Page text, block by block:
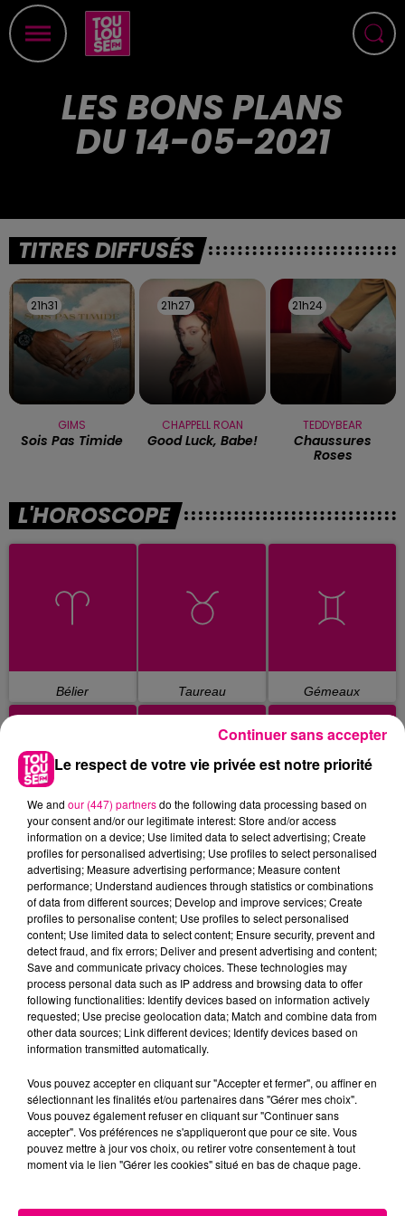
LES BONS PLANS
DU 14-05-2021
TITRES DIFFUSÉS
21h31
21h31
GIMS
Sois Pas Timide
21h27
21h27
CHAPPELL ROAN
Good Luck, Babe!
21h24
21h24
TEDDYBEAR
Chaussures
Roses
L'HOROSCOPE
Bélier Taureau Gémeaux
Cancer Lion Vierge
Balance Scorpion Sagittaire
Capricorne Verseau Poissons
Le respect de votre vie privée est notre priorité
We and our (447) partnersdo the following data processing based on
your consent and/or our legitimate interest: Store and/or access
information on a device; Use limited data to select advertising; Create
profiles for personalised advertising; Use profiles to select personalised
advertising; Measure advertising performance; Measure content
performance; Understand audiences through statistics or combinations
of data from different sources; Develop and improve services; Create
profiles to personalise content; Use profiles to select personalised
content; Use limited data to select content; Ensure security, prevent and
detect fraud, and fix errors; Deliver and present advertising and content;
Save and communicate privacy choices. These technologies may
process personal data such as IP address and browsing data to offer
following functionalities: Identify devices based on information actively
requested; Use precise geolocation data; Match and combine data from
other data sources; Link different devices; Identify devices based on
information transmitted automatically.
Vous pouvez accepter en cliquant sur "Accepter et fermer", ou affiner en
sélectionnant les finalités et/ou partenaires dans "Gérer mes choix".
Vous pouvez également refuser en cliquant sur "Continuer sans
accepter". Vos préférences ne s'appliqueront que pour ce site. Vous
pouvez mettre à jour vos choix, ou retirer votre consentement à tout
moment via le lien "Gérer les cookies" situé en bas de chaque page.
Continuer sans accepter